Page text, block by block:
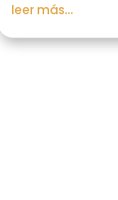
leer más...